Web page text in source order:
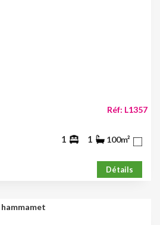
Réf: L1357
1 1 100m²
Détails